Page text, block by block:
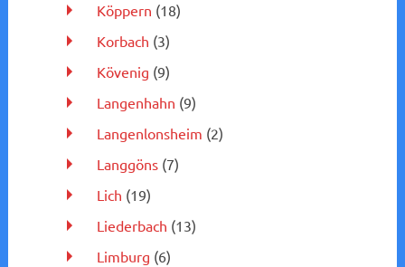
Köppern (18)
Korbach (3)
Kövenig (9)
Langenhahn (9)
Langenlonsheim (2)
Langgöns(7)
Lich (19)
Liederbach (13)
Limburg (6)